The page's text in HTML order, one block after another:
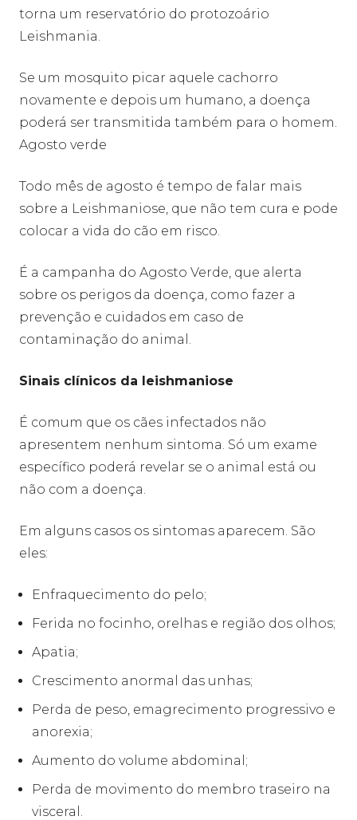
torna um reservatório do protozoário
Leishmania.
Se um mosquito picar aquele cachorro
novamente e depois um humano, a doença
poderá ser transmitida também para o homem.
Agosto verde
Todo mês de agosto é tempo de falar mais
sobre a Leishmaniose, que não tem cura e pode
colocar a vida do cão em risco.
É a campanha do Agosto Verde, que alerta
sobre os perigos da doença, como fazer a
prevenção e cuidados em caso de
contaminação do animal.
Sinais clínicos da leishmaniose
É comum que os cães infectados não
apresentem nenhum sintoma. Só um exame
específico poderá revelar se o animal está ou
não com a doença.
Em alguns casos os sintomas aparecem. São
eles:
Enfraquecimento do pelo;
Ferida no focinho, orelhas e região dos olhos;
Apatia;
Crescimento anormal das unhas;
Perda de peso, emagrecimento progressivo e
anorexia;
Aumento do volume abdominal;
Perda de movimento do membro traseiro na
visceral.